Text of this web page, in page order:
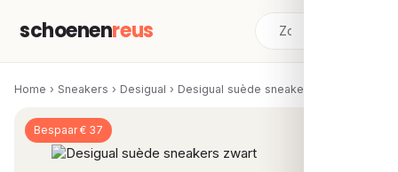
schoenenreus
Home › Sneakers › Desigual › Desigual suède sneakers zwart
Bespaar € 37